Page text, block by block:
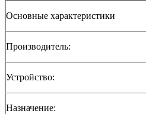
Основные характеристики
Производитель:
Устройство:
Назначение: